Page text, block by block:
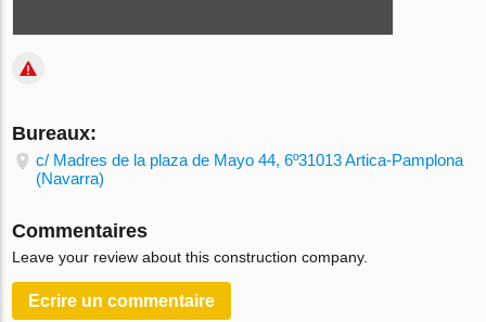
Bureaux:
c/ Madres de la plaza de Mayo 44, 6º31013 Artica-Pamplona
(Navarra)
Commentaires
Leave your review about this construction company.
Ecrire un сommentaire